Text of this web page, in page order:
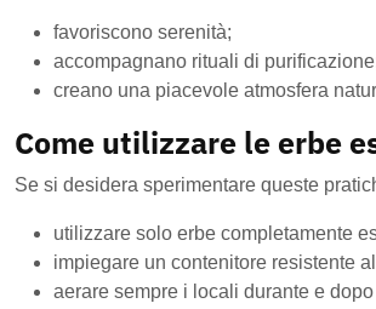
favoriscono serenità;
accompagnano rituali di
creano una piacevole atmosfera
Come utilizzare le erbe
Se si desidera sperimentare queste
utilizzare solo erbe completamente
impiegare un contenitore resistente
aerare sempre i locali durante e